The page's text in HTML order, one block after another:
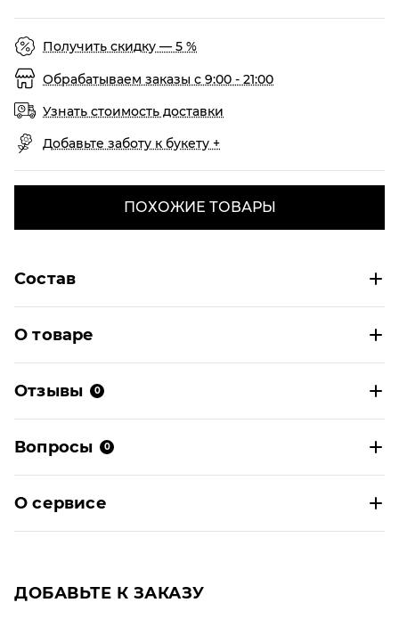
Получить скидку — 5 %
Обрабатываем заказы с 9:00 - 21:00
Узнать стоимость доставки
Добавьте заботу к букету +
ПОХОЖИЕ ТОВАРЫ
Состав
О товаре
Отзывы 0
Вопросы 0
О сервисе
ДОБАВЬТЕ К ЗАКАЗУ